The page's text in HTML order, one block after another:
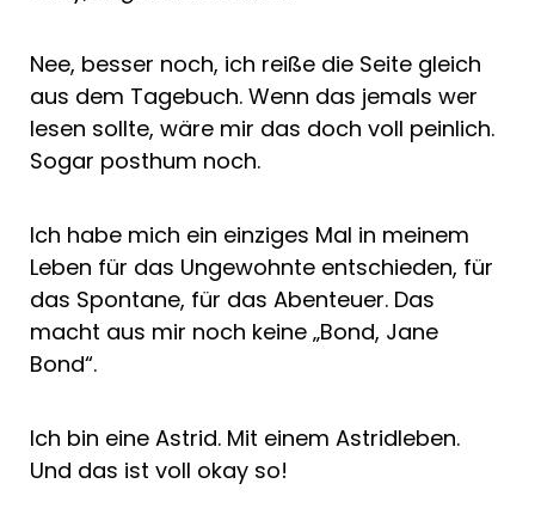
Nee, besser noch, ich reiße die Seite gleich
aus dem Tagebuch. Wenn das jemals wer
lesen sollte, wäre mir das doch voll peinlich.
Sogar posthum noch.
Ich habe mich ein einziges Mal in meinem
Leben für das Ungewohnte entschieden, für
das Spontane, für das Abenteuer. Das
macht aus mir noch keine „Bond, Jane
Bond“.
Ich bin eine Astrid. Mit einem Astridleben.
Und das ist voll okay so!